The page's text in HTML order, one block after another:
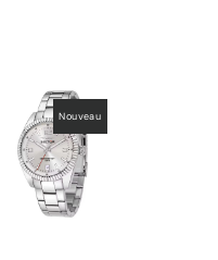
R3273676004
Nouveau